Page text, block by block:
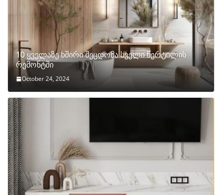
10 ყველაზე ხშირი შეცდომა სველი წერტილის
რემონტში
October 24, 2024